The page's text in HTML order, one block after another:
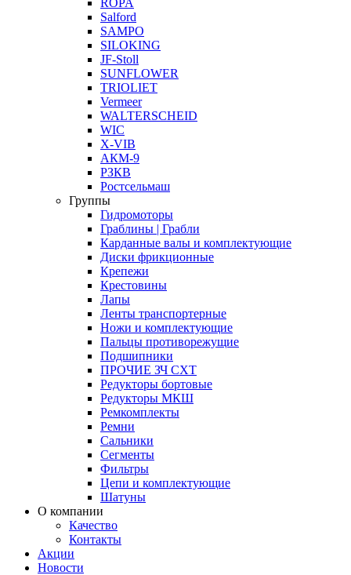
ROPA
Salford
SAMPO
SILOKING
JF-Stoll
SUNFLOWER
TRIOLIET
Vermeer
WALTERSCHEID
WIC
X-VIB
АКМ-9
РЗКВ
Ростсельмаш
Группы
Гидромоторы
Граблины | Грабли
Карданные валы и комплектующие
Диски фрикционные
Крепежи
Крестовины
Лапы
Ленты транспортерные
Ножи и комплектующие
Пальцы противорежущие
Подшипники
ПРОЧИЕ ЗЧ СХТ
Редукторы бортовые
Редукторы МКШ
Ремкомплекты
Ремни
Сальники
Сегменты
Фильтры
Цепи и комплектующие
Шатуны
О компании
Качество
Контакты
Акции
Новости